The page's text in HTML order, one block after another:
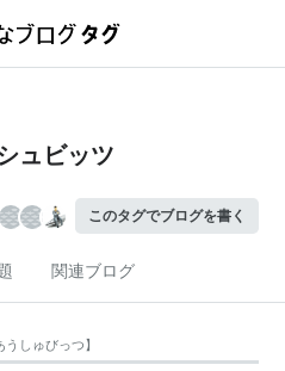
ュビッツ
このタグでブログを書く
関連ブログ
うしゅびっつ】